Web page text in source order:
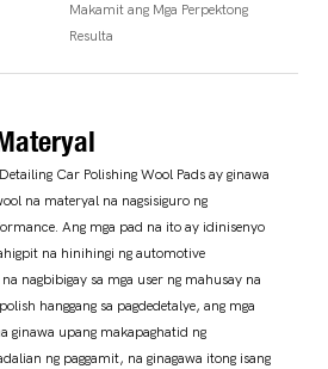
Makamit ang Mga Perpektong
Resulta
Car Polishing Wool Pads ay ginawa
na materyal na nagsisiguro ng
Ang mga pad na ito ay idinisenyo
na hinihingi ng automotive
nagbibigay sa mga user ng mahusay na
hanggang sa pagdedetalye, ang mga
ginawa upang makapaghatid ng
ng paggamit, na ginagawa itong isang